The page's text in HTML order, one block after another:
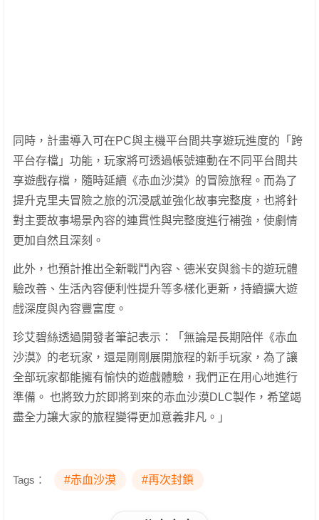
同時，計畫導入可在PC與主機平台間共享遊玩進度的「跨
平台存檔」功能，玩家將可透過帳號連動在不同平台間共
享遊戲存檔，隨時延續《赤血沙漠》的冒險旅程。而為了
提升克里夫冒險之旅的沉浸感並強化故事完整度，也將針
對主要故事場景內容的連貫性與完整度進行補強，使劇情
更加自然且深刻。
此外，也預計推出全新戰鬥內容、德米安與翁卡的遊玩體
驗改善、生活內容便利性提升等多樣化更新，持續擴大遊
戲深度與內容豐富度。
珍艾碧絲透過開發者筆記表示：「無論是長期陪伴《赤血
沙漠》的老玩家，還是剛剛展開旅程的新手玩家，為了讓
全部玩家都能擁有愉快的遊戲體驗，我們正在用心地進行
準備。 也將致力於即將到來的赤血沙漠DLC製作，希望竭
盡全力讓大家的旅程變得更加意義非凡。」
Tags： #赤血沙漠 #再次封鎖